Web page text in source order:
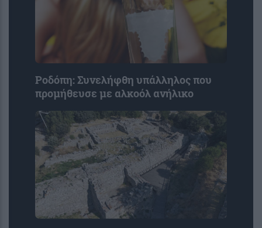
Ροδόπη: Συνελήφθη υπάλληλος που
προμήθευσε με αλκοόλ ανήλικο